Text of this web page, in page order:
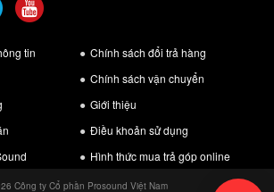
tin
Chính sách đổi trả hàng
Chính sách vận chuyển
Giới thiệu
Điều khoản sử dụng
Hình thức mua trả góp online
Công ty Cổ phần Prosound Việt Nam